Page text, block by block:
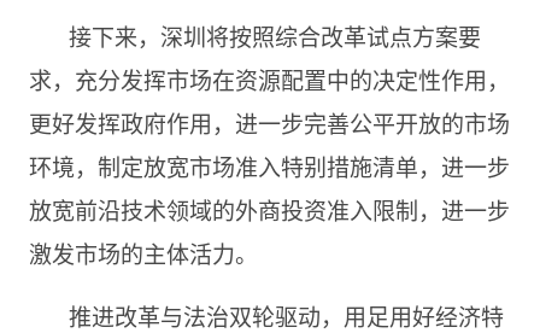
接下来，深圳将按照综合改革试点方案要
求，充分发挥市场在资源配置中的决定性作用，
更好发挥政府作用，进一步完善公平开放的市场
环境，制定放宽市场准入特别措施清单，进一步
放宽前沿技术领域的外商投资准入限制，进一步
激发市场的主体活力。
推进改革与法治双轮驱动，用足用好经济特